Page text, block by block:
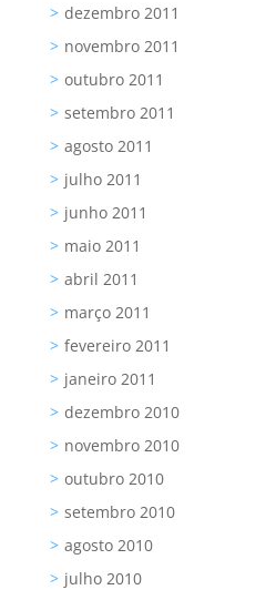
dezembro 2011
novembro 2011
outubro 2011
setembro 2011
agosto 2011
julho 2011
junho 2011
maio 2011
abril 2011
março 2011
fevereiro 2011
janeiro 2011
dezembro 2010
novembro 2010
outubro 2010
setembro 2010
agosto 2010
julho 2010